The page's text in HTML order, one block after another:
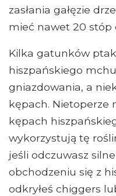
zasłania gałęzie
mieć nawet 20 stóp
Kilka gatunków
hiszpańskiego
gniazdowania, a
kępach. Nietoperze
kępach
wykorzystują tę
jeśli odczuwasz
obchodzeniu się z
odkryłeś chiggers